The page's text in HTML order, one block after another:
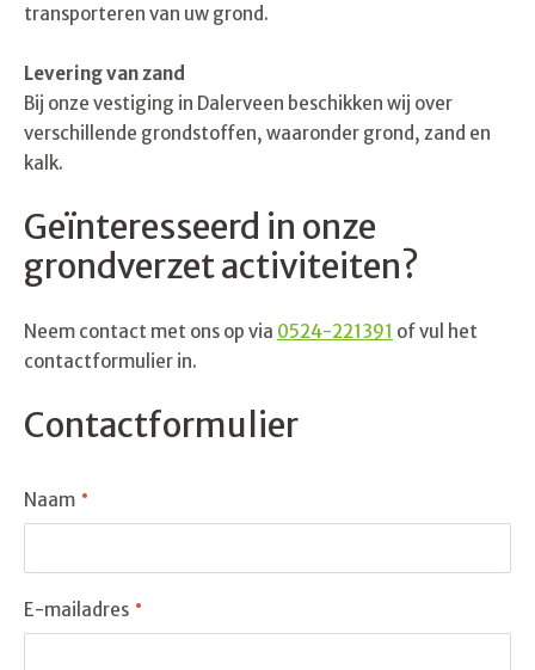
transporteren van uw grond.
Levering van zand
Bij onze vestiging in Dalerveen beschikken wij over
verschillende grondstoffen, waaronder grond, zand en
kalk.
Geïnteresseerd in onze
grondverzet activiteiten?
Neem contact met ons op via 0524-221391 of vul het
contactformulier in.
Contactformulier
Naam
E-mailadres